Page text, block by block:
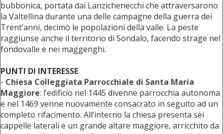
bubbonica, portata dai Lanzichenecchi che attraversarono
la Valtellina durante una delle campagne della guerra dei
Trent’anni, decimò le popolazioni della valle. La peste
raggiunse anche il territorio di Sondalo, facendo strage nel
fondovalle e nei maggenghi.
PUNTI DI INTERESSE
- Chiesa Colleggiata Parrocchiale di Santa Maria
Maggiore: l’edificio nel 1445 divenne parrocchia autonoma
e nel 1469 venne nuovamente consacrato in seguito ad un
completo rifacimento. All’interno la chiesa presenta sei
cappelle laterali e un grande altare maggiore, arricchito da